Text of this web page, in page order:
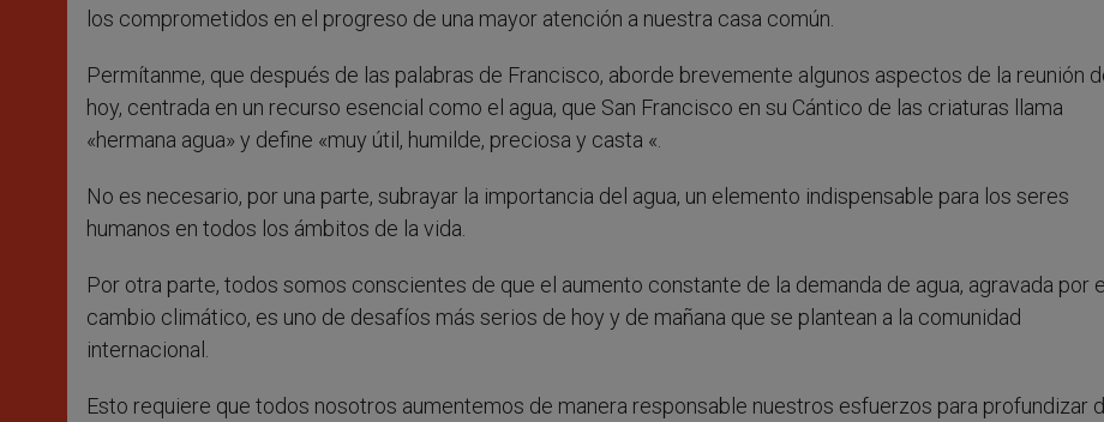
los comprometidos en el progreso de una mayor atención a nuestra casa común.
Permítanme, que después de las palabras de Francisco, aborde brevemente algunos aspectos de la reunión
hoy, centrada en un recurso esencial como el agua, que San Francisco en su Cántico de las criaturas llama
«hermana agua» y define «muy útil, humilde, preciosa y casta «.
No es necesario, por una parte, subrayar la importancia del agua, un elemento indispensable para los seres
humanos en todos los ámbitos de la vida.
Por otra parte, todos somos conscientes de que el aumento constante de la demanda de agua, agravada por
cambio climático, es uno de desafíos más serios de hoy y de mañana que se plantean a la comunidad
internacional.
Esto requiere que todos nosotros aumentemos de manera responsable nuestros esfuerzos para profundizar